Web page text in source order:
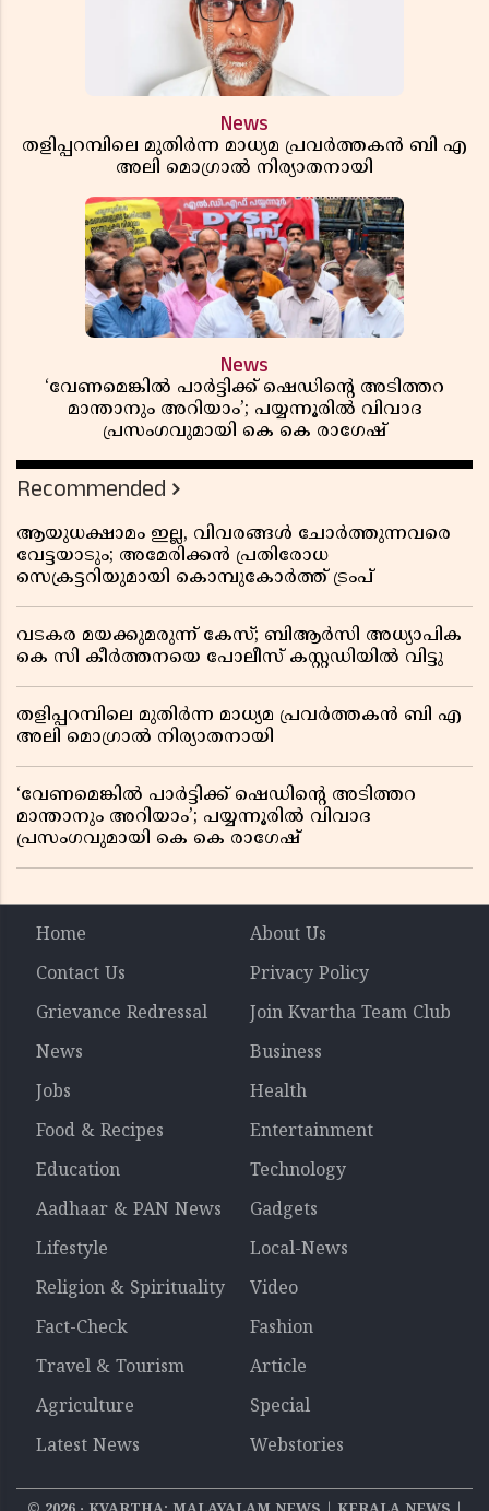
News
തളിപ്പറമ്പിലെ മുതിർന്ന മാധ്യമ പ്രവർത്തകൻ ബി എ
അലി മൊഗ്രാൽ നിര്യാതനായി
News
‘വേണമെങ്കിൽ പാർട്ടിക്ക് ഷെഡിൻ്റെ അടിത്തറ
മാന്താനും അറിയാം’; പയ്യന്നൂരിൽ വിവാദ
പ്രസംഗവുമായി കെ കെ രാഗേഷ്
Recommended
ആയുധക്ഷാമം ഇല്ല, വിവരങ്ങൾ ചോർത്തുന്നവരെ
വേട്ടയാടും; അമേരിക്കൻ പ്രതിരോധ
സെക്രട്ടറിയുമായി കൊമ്പുകോർത്ത് ട്രംപ്
വടകര മയക്കുമരുന്ന് കേസ്; ബിആർസി അധ്യാപിക
കെ സി കീർത്തനയെ പോലീസ് കസ്റ്റഡിയിൽ വിട്ടു
തളിപ്പറമ്പിലെ മുതിർന്ന മാധ്യമ പ്രവർത്തകൻ ബി എ
അലി മൊഗ്രാൽ നിര്യാതനായി
‘വേണമെങ്കിൽ പാർട്ടിക്ക് ഷെഡിൻ്റെ അടിത്തറ
മാന്താനും അറിയാം’; പയ്യന്നൂരിൽ വിവാദ
പ്രസംഗവുമായി കെ കെ രാഗേഷ്
Home
About Us
Contact Us
Privacy Policy
Grievance Redressal
Join Kvartha Team Club
News
Business
Jobs
Health
Food & Recipes
Entertainment
Education
Technology
Aadhaar & PAN News
Gadgets
Lifestyle
Local-News
Religion & Spirituality
Video
Fact-Check
Fashion
Travel & Tourism
Article
Agriculture
Special
Latest News
Webstories